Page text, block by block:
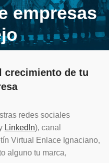
empresas
crecimiento de tu
redes sociales
LinkedIn), canal
Virtual Enlace Ignaciano,
alguno tu marca,